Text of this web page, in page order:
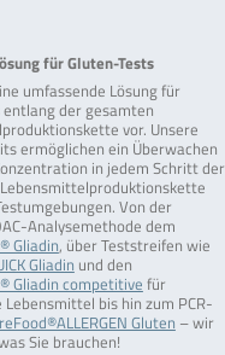
für Gluten-Tests
umfassende Lösung für
der gesamten
vor. Unsere
ermöglichen ein Überwachen
in jedem Schritt der
Von der
Analysemethode dem
Gliadin, über Teststreifen wie
Gliadin und den
Gliadin competitive für
bis hin zum PCR-
Gluten – wir
Sie brauchen!